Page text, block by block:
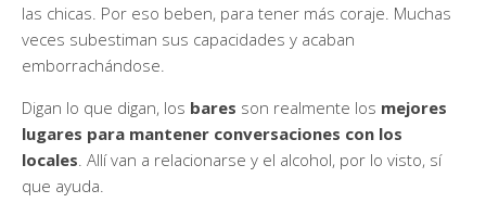
las chicas. Por eso beben, para tener más coraje. Muchas
veces subestiman sus capacidades y acaban
emborrachándose.
Digan lo que digan, los bares son realmente los mejores
lugares para mantener conversaciones con los
locales . Allí van a relacionarse y el alcohol, por lo visto, sí
que ayuda.